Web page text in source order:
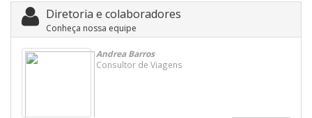
Diretoria e colaboradores
Conheça nossa equipe
Andrea Barros
Consultor de Viagens